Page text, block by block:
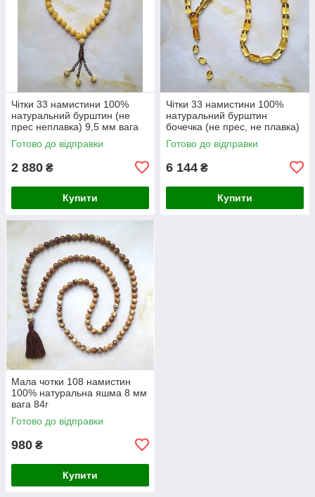
Чітки 33 намистини 100%
натуральний бурштин (не
прес неплавка) 9,5 мм вага
20г
Готово до відправки
2 880 ₴
Купити
Чітки 33 намистини 100%
натуральний бурштин
бочечка (не прес, не плавка)
8-17 мм вага 32 г
Готово до відправки
6 144 ₴
Купити
Мала чотки 108 намистин
100% натуральна яшма 8 мм
вага 84г
Готово до відправки
980 ₴
Купити